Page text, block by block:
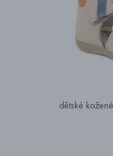
dětské